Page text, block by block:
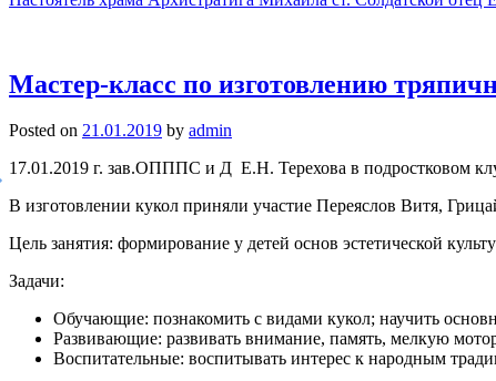
Мастер-класс по изготовлению
Posted on 21.01.2019 by admin
17.01.2019 г. зав.ОПППС и Д Е.Н. Терехова в подростковом
В изготовлении кукол приняли участие Переяслов Витя,
Цель занятия: формирование у детей основ эстетической
Задачи:
Обучающие: познакомить с видами кукол; научить
Развивающие: развивать внимание, память, мелкую
Воспитательные: воспитывать интерес к народным